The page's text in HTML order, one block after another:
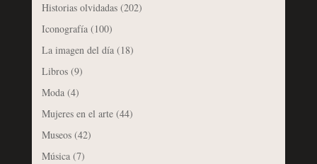
Historias olvidadas(202)
Iconografía(100)
La imagen del día(18)
Libros(9)
Moda(4)
Mujeres en el arte(44)
Museos(42)
Música(7)